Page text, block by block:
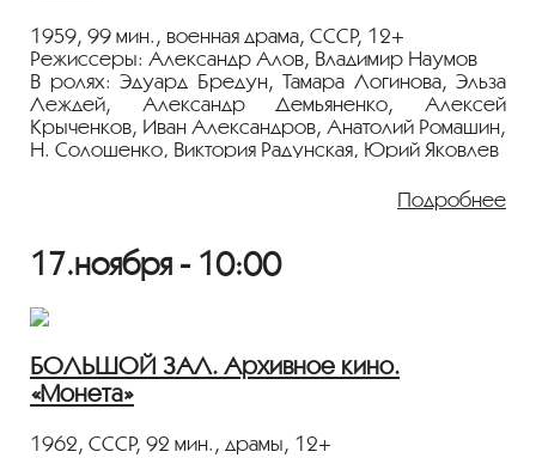
1959, 99 мин., военная драма, СССР, 12+
Режиссеры: Александр Алов, Владимир Наумов
В ролях: Эдуард Бредун, Тамара Логинова, Эльза
Леждей, Александр Демьяненко, Алексей
Крыченков, Иван Александров, Анатолий Ромашин,
Н. Солошенко, Виктория Радунская, Юрий Яковлев
Фильм "Ветер" завершил "комсомольскую"
трилогию А. Алова и В. Наумова ("Тревожная
война, маленький южный городок занят белыми.
Группа молодых людей отправляется в далекий
путь, чтобы принять участие в первом
Всероссийском съезде Союза рабочей и
крестьянской молодежи. Трое — молодой
большевик Федор, гимназист Митя и молодая
работница Настя — идут в Москву. В пути к ним
беспризорник Окурок. Кинодебют Александра
Подробнее
17.ноября - 10:00
БОЛЬШОЙ ЗАЛ. Архивное кино.
«Монета»
1962, СССР, 92 мин., драмы, 12+